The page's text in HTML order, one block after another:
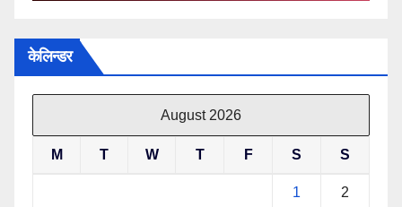
केलिन्डर
August 2026
M T W T F S S
1 2